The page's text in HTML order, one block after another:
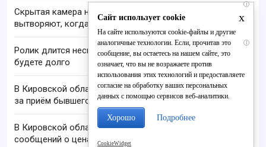
i
Скрытая камера на пляже Крыма: Что люди
вытворяют, когда их не видят...
i
Ролик длится несколько секунд, а смеяться вы
будете долго
В Кировской области оштрафовали «Лесоохрану»
за приём бывшего полицейского
В Кировской области запустили сайт для
сообщений о ценах и наличии топлива
x
Сайт использует cookie
На сайте используются cookie-файлы и другие
аналогичные технологии. Если, прочитав это
сообщение, вы остаетесь на нашем сайте, это
означает, что вы не возражаете против
использования этих технологий и предоставляете
согласие на обработку ваших персональных
данных с помощью сервисов веб-аналитики.
Хорошо Подробнее
CookieWidget